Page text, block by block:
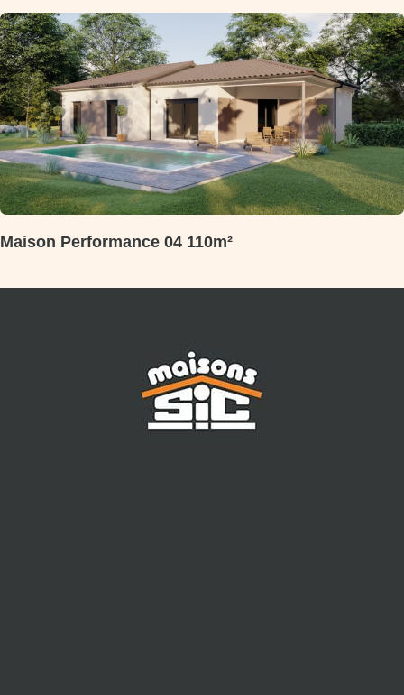
Maison Performance 04 110m²